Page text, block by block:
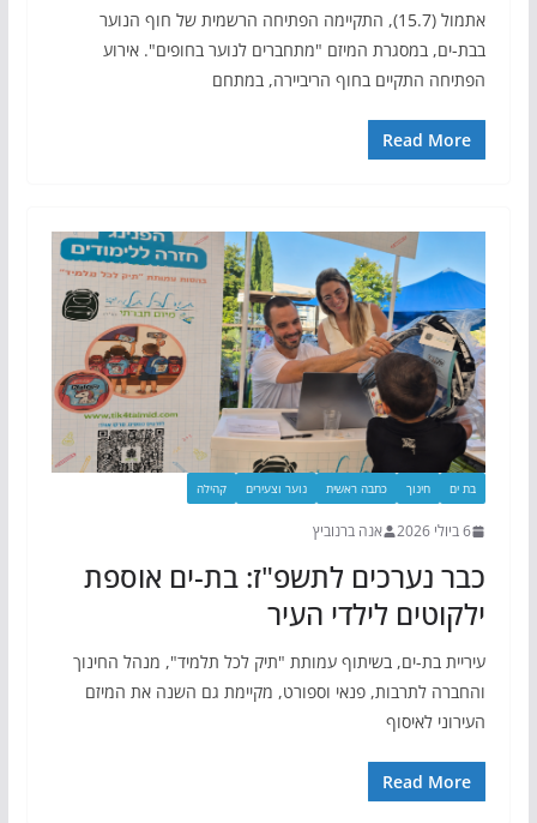
אתמול (15.7), התקיימה הפתיחה הרשמית של חוף הנוער
בבת-ים, במסגרת המיזם "מתחברים לנוער בחופים". אירוע
הפתיחה התקיים בחוף הריביירה, במתחם
Read More
בת ים חינוך כתבה ראשית נוער וצעירים קהילה
6 ביולי 2026 אנה ברנוביץ
כבר נערכים לתשפ"ז: בת-ים אוספת
ילקוטים לילדי העיר
עיריית בת-ים, בשיתוף עמותת "תיק לכל תלמיד", מנהל החינוך
והחברה לתרבות, פנאי וספורט, מקיימת גם השנה את המיזם
העירוני לאיסוף
Read More